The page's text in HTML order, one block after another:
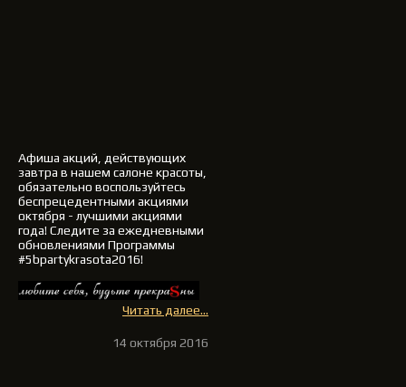
Афиша акций, действующих
завтра в нашем салоне красоты,
обязательно воспользуйтесь
беспрецедентными акциями
октября - лучшими акциями
года! Следите за ежедневными
обновлениями Программы
#5bpartykrasota2016!
Читать далее...
14 октября 2016